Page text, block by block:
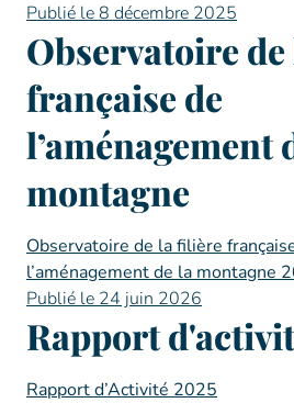
Publié le 8 décembre 2025
Observatoire
française de
l’aménagement
montagne
Observatoire de la filière
l’aménagement de la montagne
Publié le 24 juin 2026
Rapport
Rapport d’Activité 2025